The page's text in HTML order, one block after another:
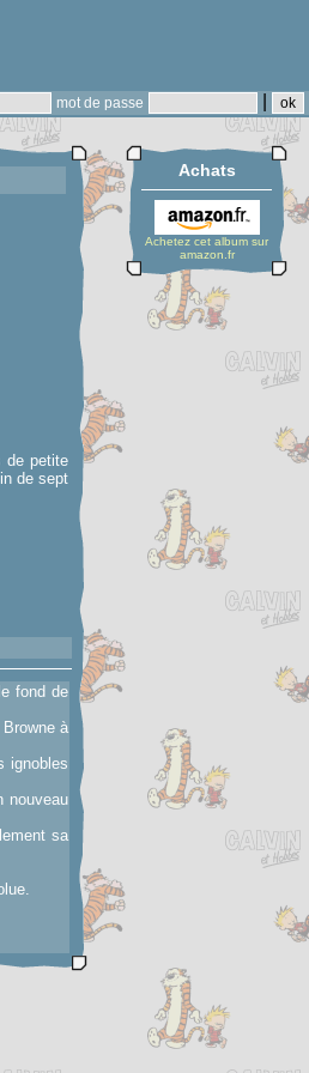
mot de passe
de petite
de sept
fond de
à
ignobles
nouveau
sa
Achats
Achetez cet album sur
amazon.fr